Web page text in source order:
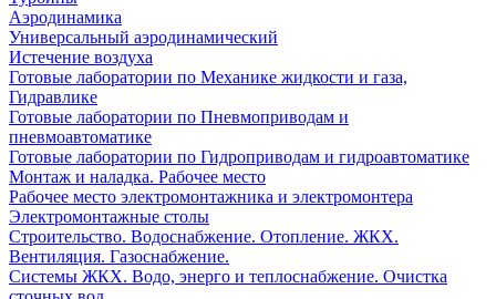
Аэродинамика
Универсальный аэродинамический
Истечение воздуха
Готовые лаборатории по Механике жидкости и газа,
Гидравлике
Готовые лаборатории по Пневмоприводам и
пневмоавтоматике
Готовые лаборатории по Гидроприводам и гидроавтоматике
Монтаж и наладка. Рабочее место
Рабочее место электромонтажника и электромонтера
Электромонтажные столы
Строительство. Водоснабжение. Отопление. ЖКХ.
Вентиляция. Газоснабжение.
Системы ЖКХ. Водо, энерго и теплоснабжение. Очистка